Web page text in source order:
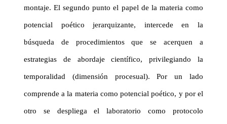
montaje. El segundo punto el papel de la materia como
potencial poético jerarquizante, intercede en la
búsqueda de procedimientos que se acerquen a
estrategias de abordaje científico, privilegiando la
temporalidad (dimensión procesual). Por un lado
comprende a la materia como potencial poético, y por el
otro se despliega el laboratorio como protocolo